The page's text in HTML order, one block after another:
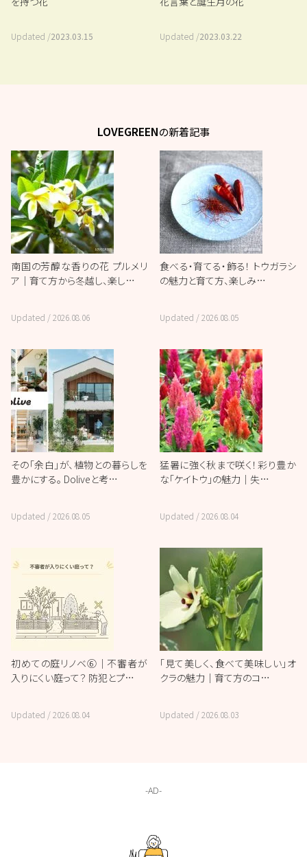
Updated /2023.03.15 Updated /2023.03.22
LOVEGREENの新着記事
南国の芳醇な香りの花 プルメリ
ア｜育て方から冬越し、楽し…
Updated /2026.08.06
食べる・育てる・飾る！ トウガラシ
の魅力と育て方、楽しみ…
Updated /2026.08.05
その「余白」が、植物との暮らしを
豊かにする。 Doliveと考…
Updated /2026.08.05
猛暑に強く秋まで咲く！彩り豊か
な「ケイトウ」の魅力｜失…
Updated /2026.08.04
初めての庭リノベ⑥｜不審者が
入りにくい庭って？ 防犯とプ…
Updated /2026.08.04
「見て美しく、食べて美味しい」オ
クラの魅力｜育て方のコ…
Updated /2026.08.03